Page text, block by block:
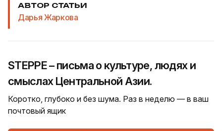
АВТОР СТАТЬИ
Дарья Жаркова
STEPPE – письма о культуре, людях и
смыслах Центральной Азии.
Коротко, глубоко и без шума. Раз в неделю — в ваш
почтовый ящик